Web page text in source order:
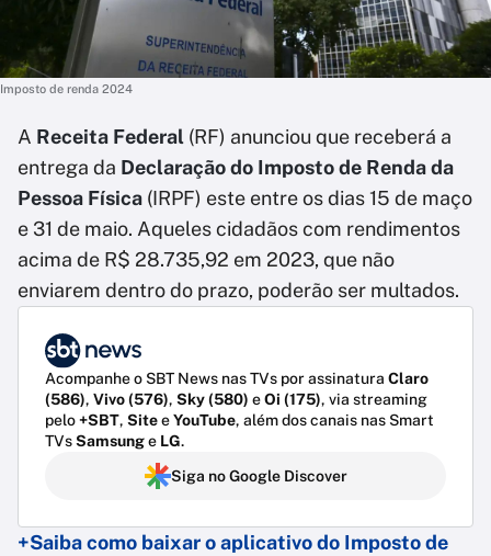
Imposto de renda 2024
A Receita Federal (RF) anunciou que receberá a
entrega da Declaração do Imposto de Renda da
Pessoa Física (IRPF) este entre os dias 15 de maço
e 31 de maio. Aqueles cidadãos com rendimentos
acima de R$ 28.735,92 em 2023, que não
enviarem dentro do prazo, poderão ser multados.
Acompanhe o SBT News nas TVs por assinatura Claro
(586), Vivo (576), Sky (580) eOi (175), via streaming
pelo+SBT, SiteeYouTube, além dos canais nas Smart
TVsSamsunge LG.
Siga no Google Discover
+Saiba como baixar o aplicativo do Imposto de